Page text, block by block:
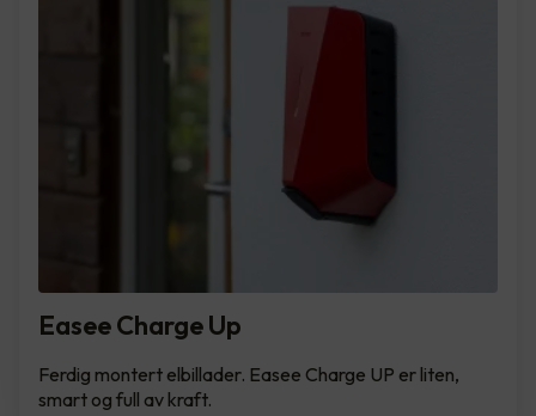
Easee Charge Up
Ferdig montert elbillader. Easee Charge UP er liten,
smart og full av kraft.